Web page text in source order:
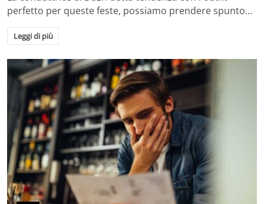
perfetto per queste feste, possiamo prendere spunto…
Leggi di più